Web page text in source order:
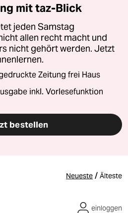
mit taz-Blick
jeden Samstag
allen recht macht und
nicht gehört werden. Jetzt
Zeitung frei Haus
inkl. Vorlesefunktion
bestellen
Neueste / Älteste
einloggen